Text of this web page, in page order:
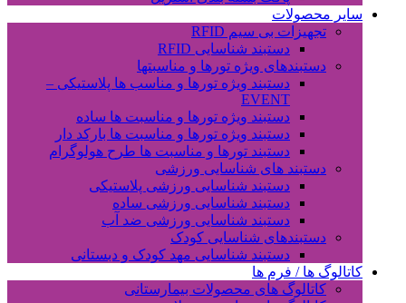
سایر محصولات
تجهیزات بی سیم RFID
دستبند شناسایی RFID
دستبندهای ویژه تورها و مناسبتها
دستبند ویژه تورها و مناسب ها پلاستیکی –
EVENT
دستبند ویژه تورها و مناسبت ها ساده
دستبند ویژه تورها و مناسبت ها بارکد دار
دستبند تورها و مناسبت ها طرح هولوگرام
دستبند های شناسایی ورزشی
دستبند شناسایی ورزشی پلاستیکی
دستبند شناسایی ورزشی ساده
دستبند شناسایی ورزشی ضد آب
دستبندهای شناسایی کودک
دستبند شناسایی مهد کودک و دبستانی
کاتالوگ ها / فرم ها
کاتالوگ های محصولات بیمارستانی